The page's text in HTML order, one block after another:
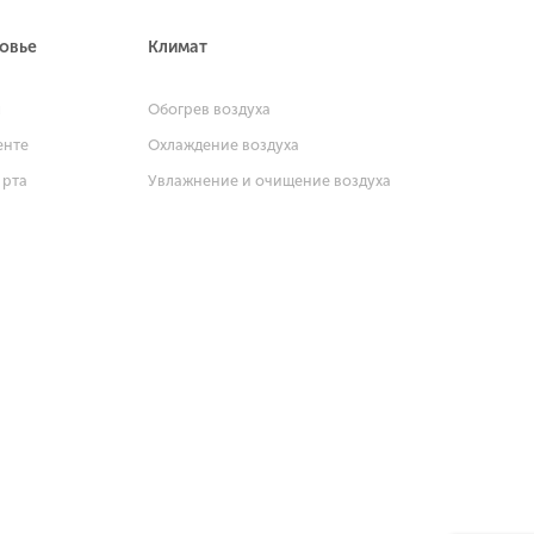
Климат
Обогрев воздуха
Охлаждение воздуха
Увлажнение и очищение воздуха